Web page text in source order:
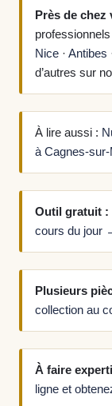
Près de chez
Nice · Antibes
d’autres sur
À lire aussi :
à Cagnes-
Outil gratuit :
cours du jour
Plusieurs
collection au
À faire
ligne et